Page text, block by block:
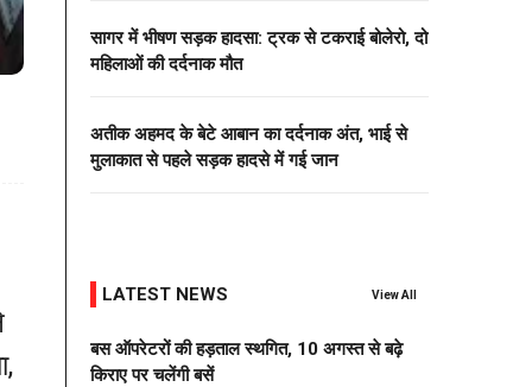
सागर में भीषण सड़क हादसा: ट्रक से टकराई बोलेरो, दो
महिलाओं की दर्दनाक मौत
अतीक अहमद के बेटे आबान का दर्दनाक अंत, भाई से
मुलाकात से पहले सड़क हादसे में गई जान
LATEST NEWS View All
बस ऑपरेटरों की हड़ताल स्थगित, 10 अगस्त से बढ़े
किराए पर चलेंगी बसें